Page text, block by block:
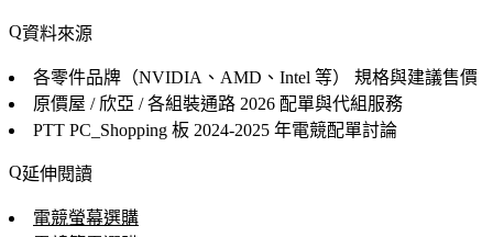
資料來源
各零件品牌（NVIDIA、AMD、Intel 等）
規格與建議售價
原價屋 / 欣亞 / 各組裝通路 2026 配單與代組服務
PTT PC_Shopping 板 2024-2025 年電競配單討論
延伸閱讀
電競螢幕選購